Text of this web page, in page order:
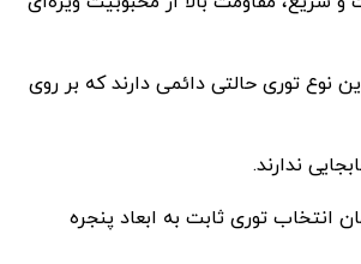
نوع توری حالتی دائمی دارند که بر روی
ندارند.
انتخاب توری ثابت به ابعاد پنجره